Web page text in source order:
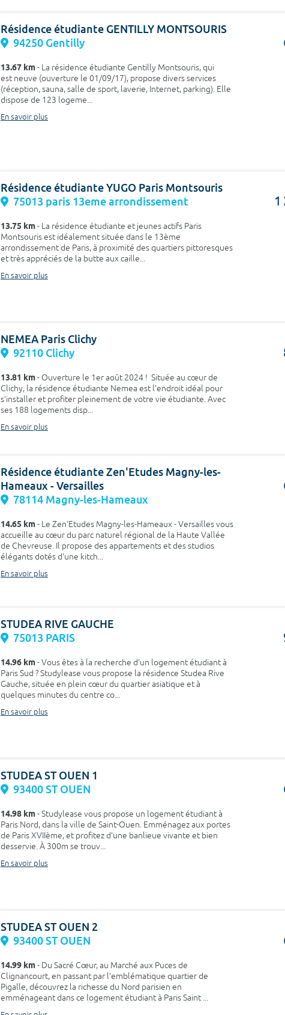
Résidence étudiante GENTILLY MONTSOURIS
94250 Gentilly
13.67 km- La résidence étudiante Gentilly Montsouris, qui
est neuve (ouverture le 01/09/17), propose divers services
(réception, sauna, salle de sport, laverie, Internet, parking). Elle
dispose de 123 logeme...
En savoir plus
Résidence étudiante YUGO Paris Montsouris
75013 paris 13eme arrondissement
13.75 km- La résidence étudiante et jeunes actifs Paris
Montsouris est idéalement située dans le 13ème
arrondissement de Paris, à proximité des quartiers pittoresques
et très appréciés de la butte aux caille...
En savoir plus
1
NEMEA Paris Clichy
92110 Clichy
13.81 km- Ouverture le 1er août 2024 ! Située au cœur de
Clichy, la résidence étudiante Nemea est l’endroit idéal pour
s’installer et profiter pleinement de votre vie étudiante. Avec
ses 188 logements disp...
En savoir plus
Résidence étudiante Zen'Etudes Magny-les-
Hameaux - Versailles
78114 Magny-les-Hameaux
14.65 km- Le Zen'Etudes Magny-les-Hameaux - Versailles vous
accueille au cœur du parc naturel régional de la Haute Vallée
de Chevreuse. Il propose des appartements et des studios
élégants dotés d'une kitch...
En savoir plus
STUDEA RIVE GAUCHE
75013 PARIS
14.96 km- Vous êtes à la recherche d’un logement étudiant à
Paris Sud ? Studylease vous propose la résidence Studea Rive
Gauche, située en plein cœur du quartier asiatique et à
quelques minutes du centre co...
En savoir plus
STUDEA ST OUEN 1
93400 ST OUEN
14.98 km- Studylease vous propose un logement étudiant à
Paris Nord, dans la ville de Saint-Ouen. Emménagez aux portes
de Paris XVIIème, et profitez d’une banlieue vivante et bien
desservie. À 300m se trouv...
En savoir plus
STUDEA ST OUEN 2
93400 ST OUEN
14.99 km- Du Sacré Cœur, au Marché aux Puces de
Clignancourt, en passant par l’emblématique quartier de
Pigalle, découvrez la richesse du Nord parisien en
emménageant dans ce logement étudiant à Paris Saint ...